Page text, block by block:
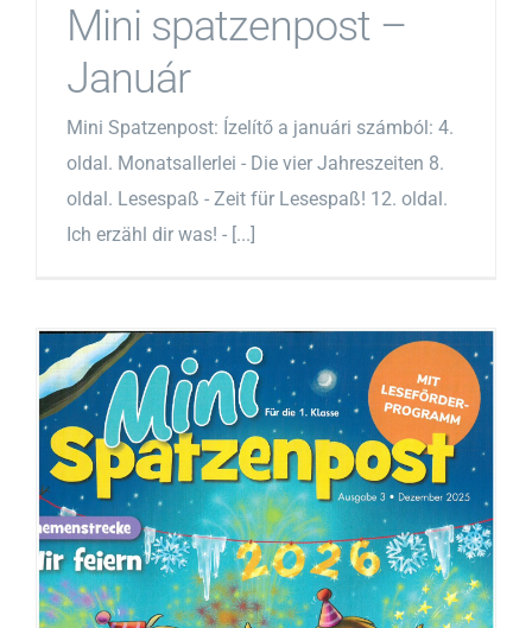
Mini spatzenpost –
Január
Mini Spatzenpost: Ízelítő a januári számból: 4.
oldal. Monatsallerlei - Die vier Jahreszeiten 8.
oldal. Lesespaß - Zeit für Lesespaß! 12. oldal.
Ich erzähl dir was! - [...]